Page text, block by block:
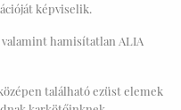
képviselik.
hamisítatlan ALIA
található ezüst elemek